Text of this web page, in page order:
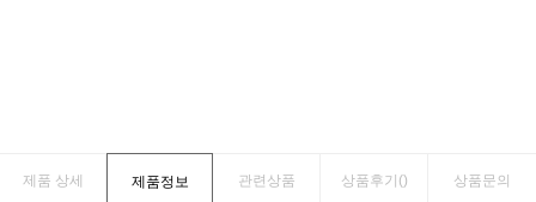
제품 상세 제품정보 관련상품 상품후기() 상품문의